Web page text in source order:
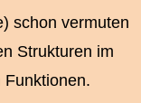
schon vermuten
Strukturen im
Funktionen.